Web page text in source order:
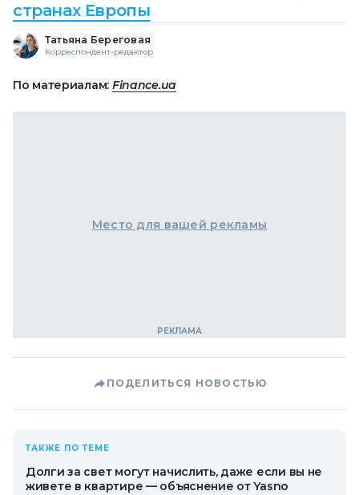
странах Европы
Татьяна Береговая
Корреспондент-редактор
По материалам: Finance.ua
Место для вашей рекламы
ПОДЕЛИТЬСЯ НОВОСТЬЮ
ТАКЖЕ ПО ТЕМЕ
Долги за свет могут начислить, даже если вы не
живете в квартире — объяснение от Yasno